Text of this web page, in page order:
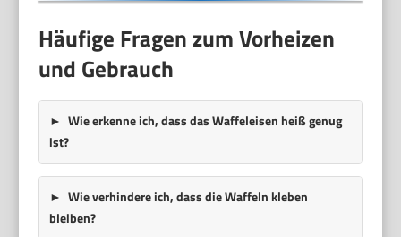
Häufige Fragen zum Vorheizen
und Gebrauch
Wie erkenne ich, dass das Waffeleisen heiß genug
ist?
Wie verhindere ich, dass die Waffeln kleben
bleiben?